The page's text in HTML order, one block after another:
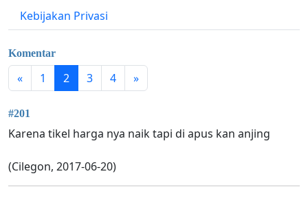
Kebijakan Privasi
Komentar
« 1 2 3 4 »
#201
Karena tikel harga nya naik tapi di apus kan anjing
(Cilegon, 2017-06-20)